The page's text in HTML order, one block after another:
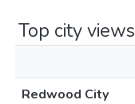
Top city views
Redwood City